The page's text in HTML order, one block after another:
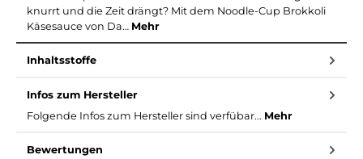
knurrt und die Zeit drängt? Mit dem Noodle-Cup Brokkoli
Käsesauce von Da… Mehr
Inhaltsstoffe
Infos zum Hersteller
Folgende Infos zum Hersteller sind verfübar... Mehr
Bewertungen